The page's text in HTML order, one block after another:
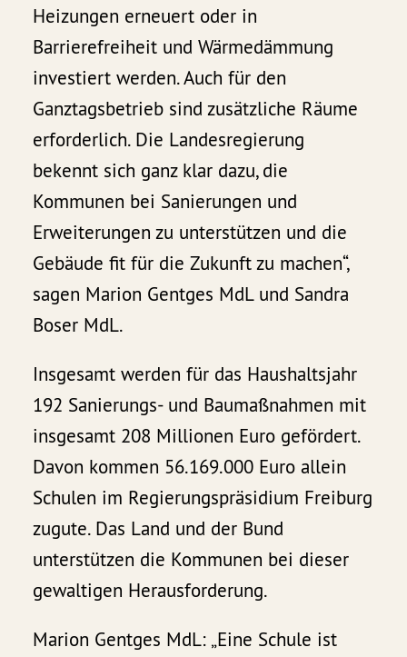
Heizungen erneuert oder in
Barrierefreiheit und Wärmedämmung
investiert werden. Auch für den
Ganztagsbetrieb sind zusätzliche Räume
erforderlich. Die Landesregierung
bekennt sich ganz klar dazu, die
Kommunen bei Sanierungen und
Erweiterungen zu unterstützen und die
Gebäude fit für die Zukunft zu machen“,
sagen Marion Gentges MdL und Sandra
Boser MdL.
Insgesamt werden für das Haushaltsjahr
192 Sanierungs- und Baumaßnahmen mit
insgesamt 208 Millionen Euro gefördert.
Davon kommen 56.169.000 Euro allein
Schulen im Regierungspräsidium Freiburg
zugute. Das Land und der Bund
unterstützen die Kommunen bei dieser
gewaltigen Herausforderung.
Marion Gentges MdL: „Eine Schule ist